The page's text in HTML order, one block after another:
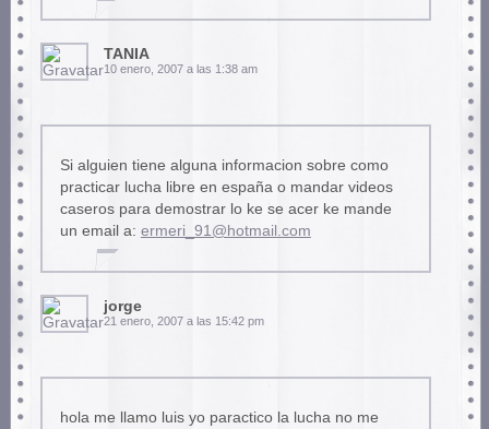
TANIA
10 enero, 2007 a las 1:38 am
Si alguien tiene alguna informacion sobre como
practicar lucha libre en españa o mandar videos
caseros para demostrar lo ke se acer ke mande
un email a: ermeri_91@hotmail.com
jorge
21 enero, 2007 a las 15:42 pm
hola me llamo luis yo paractico la lucha no me